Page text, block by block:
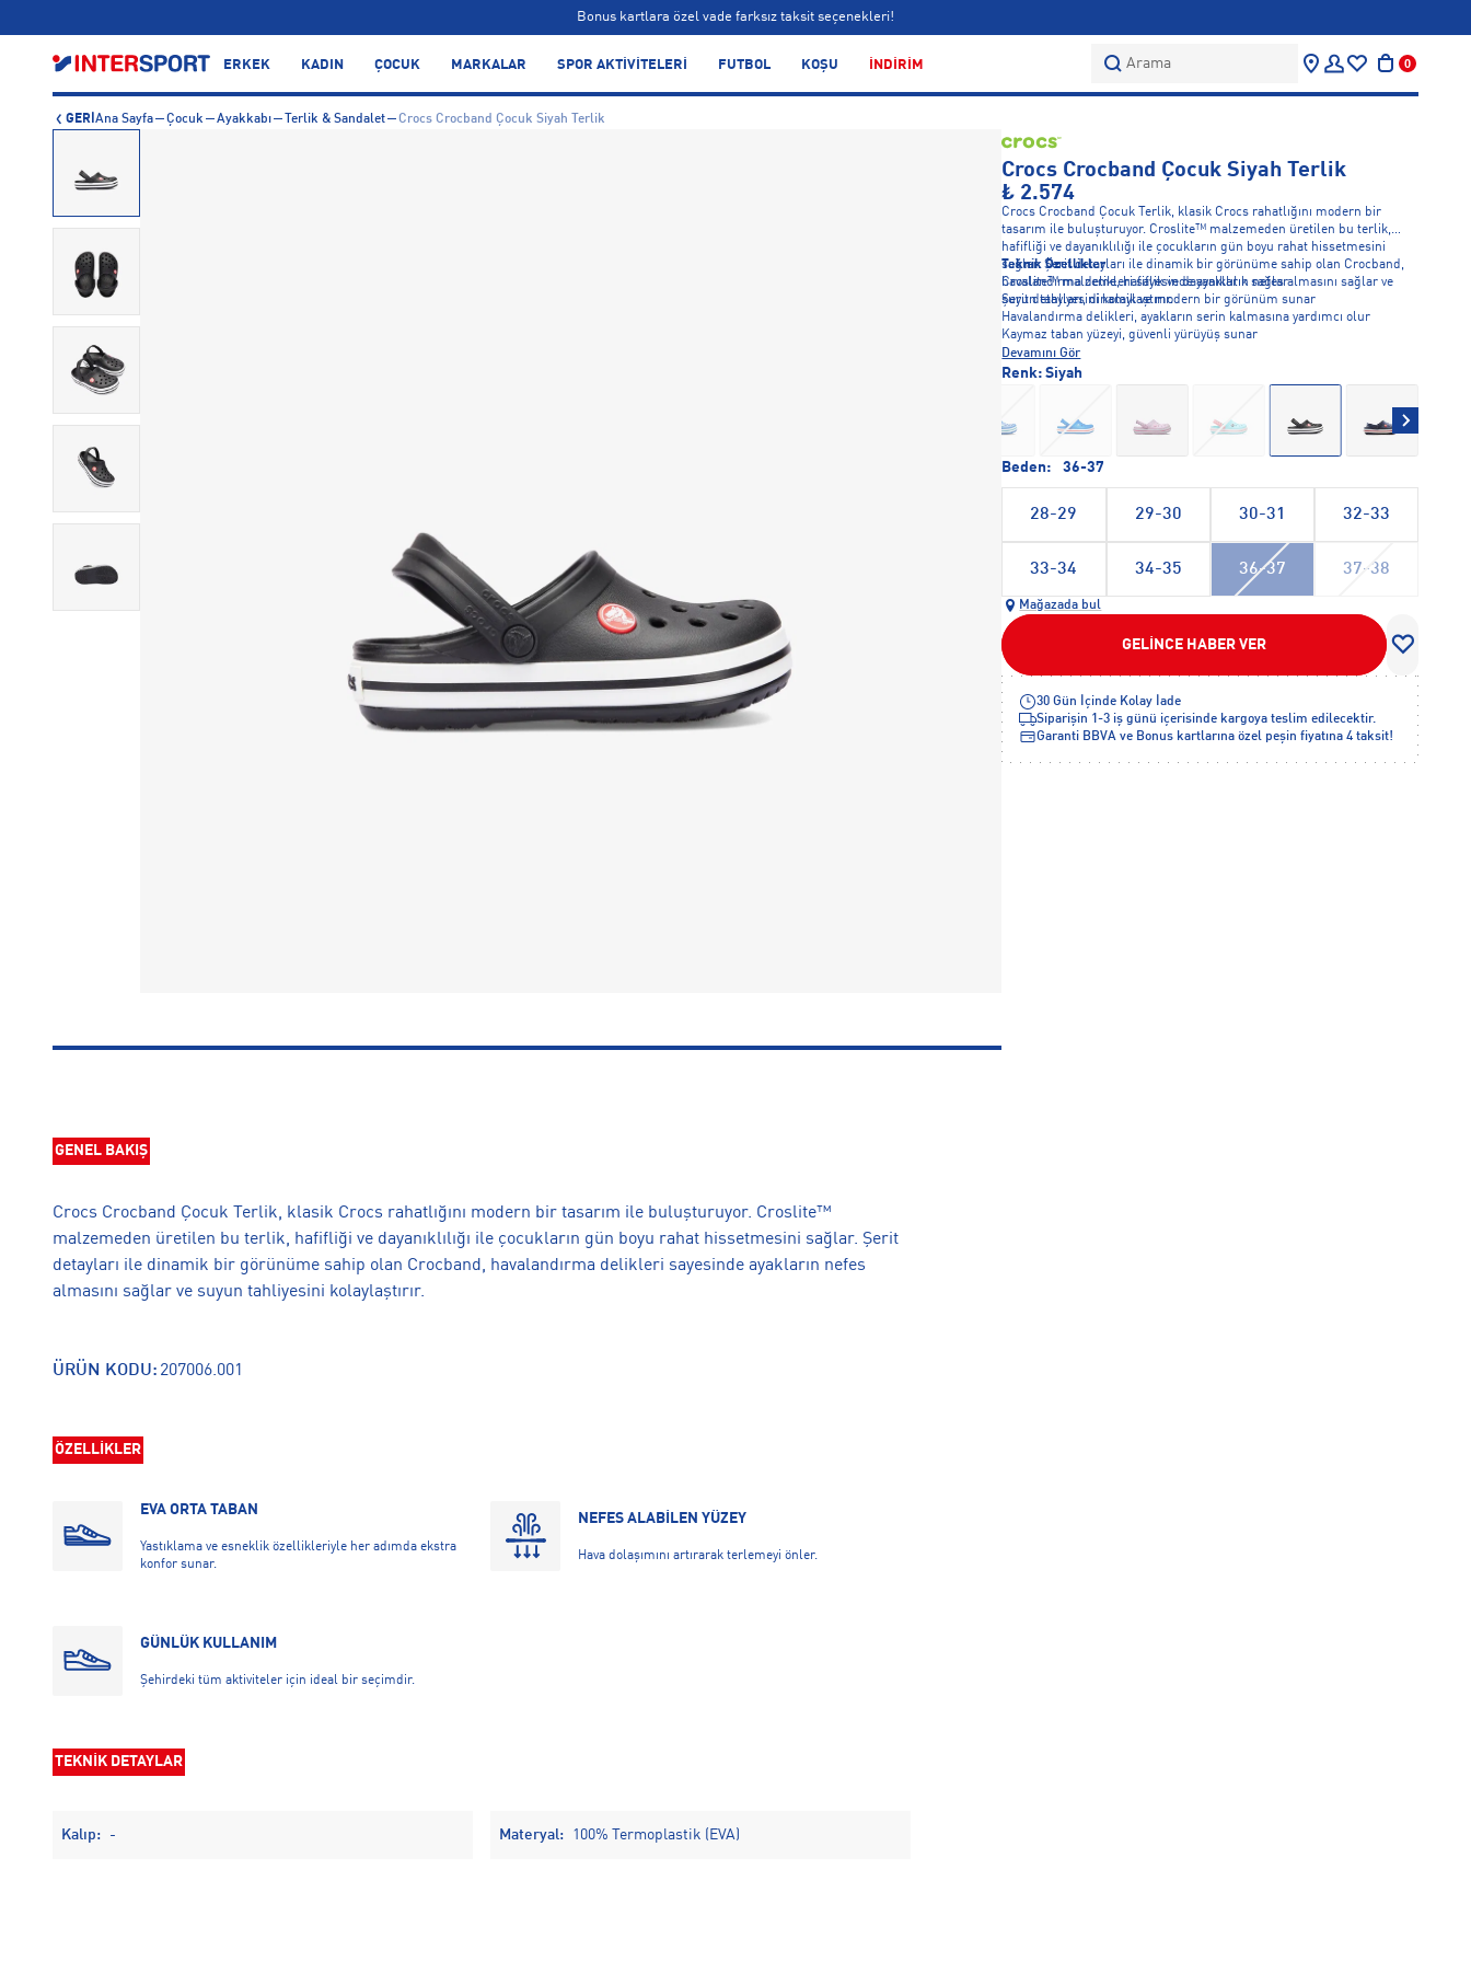
Bonus kartlara özel vade farksız taksit seçenekleri!
ERKEK KADIN ÇOCUK MARKALAR SPOR AKTİVİTELERİ FUTBOL KOŞU İNDİRİM Arama 0
GERİ Ana Sayfa Çocuk Ayakkabı Terlik & Sandalet Crocs Crocband Çocuk Siyah Terlik
GENEL BAKIŞ
Crocs Crocband Çocuk Terlik, klasik Crocs rahatlığını modern bir tasarım ile buluşturuyor. Croslite™
malzemeden üretilen bu terlik, hafifliği ve dayanıklılığı ile çocukların gün boyu rahat hissetmesini sağlar. Şerit
detayları ile dinamik bir görünüme sahip olan Crocband, havalandırma delikleri sayesinde ayakların nefes
almasını sağlar ve suyun tahliyesini kolaylaştırır.
ÜRÜN KODU: 207006.001
ÖZELLİKLER
EVA ORTA TABAN
Yastıklama ve esneklik özellikleriyle her adımda ekstra
konfor sunar.
NEFES ALABİLEN YÜZEY
Hava dolaşımını artırarak terlemeyi önler.
GÜNLÜK KULLANIM
Şehirdeki tüm aktiviteler için ideal bir seçimdir.
TEKNİK DETAYLAR
Kalıp: - Materyal: 100% Termoplastik (EVA)
Crocs Crocband Çocuk Siyah Terlik
₺ 2.574
Crocs Crocband Çocuk Terlik, klasik Crocs rahatlığını modern bir
tasarım ile buluşturuyor. Croslite™ malzemeden üretilen bu terlik,
hafifliği ve dayanıklılığı ile çocukların gün boyu rahat hissetmesini
sağlar. Şerit detayları ile dinamik bir görünüme sahip olan Crocband,
havalandırma delikleri sayesinde ayakların nefes almasını sağlar ve
suyun tahliyesini kolaylaştırır.
Teknik Özellikler
Croslite™ malzeme, hafiflik ve dayanıklılık sağlar
Şerit detayları, dinamik ve modern bir görünüm sunar
Havalandırma delikleri, ayakların serin kalmasına yardımcı olur
Kaymaz taban yüzeyi, güvenli yürüyüş sunar
Devamını Gör
Beden: 36-37
28-29 29-30 30-31 32-33
33-34 34-35 36-37 37-38
Renk: Siyah
Mağazada bul
GELİNCE HABER VER
30 Gün İçinde Kolay İade
Siparişin 1-3 iş günü içerisinde kargoya teslim edilecektir.
Garanti BBVA ve Bonus kartlarına özel peşin fiyatına 4 taksit!